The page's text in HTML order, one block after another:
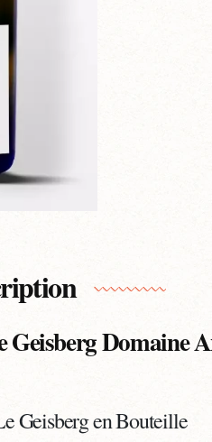
Domaine
Geisberg en Bouteille